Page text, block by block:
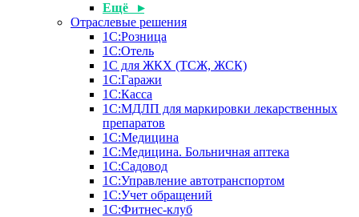
Ещё ▸
Отраслевые решения
1С:Розница
1С:Отель
1С для ЖКХ (ТСЖ, ЖСК)
1С:Гаражи
1С:Касса
1С:МДЛП для маркировки лекарственных
препаратов
1С:Медицина
1С:Медицина. Больничная аптека
1С:Садовод
1С:Управление автотранспортом
1С:Учет обращений
1С:Фитнес-клуб